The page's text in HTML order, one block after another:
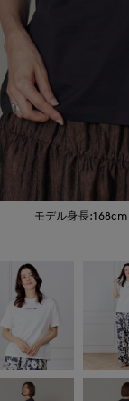
モデル身長:168cm